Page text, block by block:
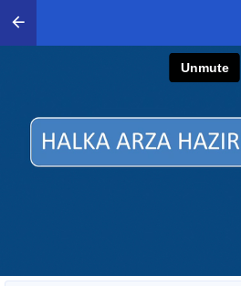
1. Halka Arz Hakkında
0/ 23
Şirketler Neden Halka Açılır?
16:50
Halka Arz İçin Hazırlık Süreci - Devam